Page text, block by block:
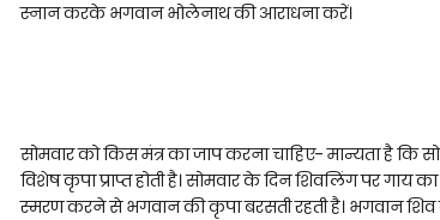
स्नान करके भगवान भोलेनाथ की आराधना करें।
सोमवार को किस मंत्र का जाप करना चाहिए- मान्यता है कि
विशेष कृपा प्राप्त होती है। सोमवार के दिन शिवलिंग पर
स्मरण करने से भगवान की कृपा बरसती रहती है। भगवान